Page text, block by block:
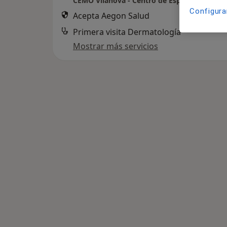
Acepta Aegon Salud
Primera visita Dermatología
Mostrar más servicios